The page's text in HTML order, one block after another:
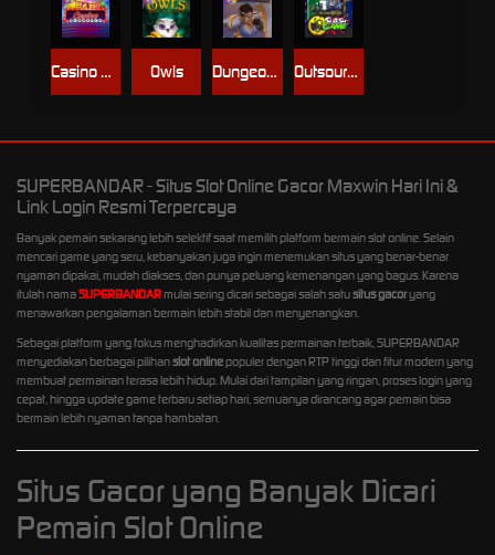
Casino Win Spin Dungeon Quest Outsourced: Slash Game
Owls
SUPERBANDAR - Situs Slot Online Gacor Maxwin Hari Ini &
Link Login Resmi Terpercaya
Banyak pemain sekarang lebih selektif saat memilih platform bermain slot online. Selain
mencari game yang seru, kebanyakan juga ingin menemukan situs yang benar-benar
nyaman dipakai, mudah diakses, dan punya peluang kemenangan yang bagus. Karena
itulah namaSUPERBANDARmulai sering dicari sebagai salah satusitus gacoryang
menawarkan pengalaman bermain lebih stabil dan menyenangkan.
Sebagai platform yang fokus menghadirkan kualitas permainan terbaik, SUPERBANDAR
menyediakan berbagai pilihanslot onlinepopuler dengan RTP tinggi dan fitur modern yang
membuat permainan terasa lebih hidup. Mulai dari tampilan yang ringan, proses login yang
cepat, hingga update game terbaru setiap hari, semuanya dirancang agar pemain bisa
bermain lebih nyaman tanpa hambatan.
Situs Gacor yang Banyak Dicari
Pemain Slot Online